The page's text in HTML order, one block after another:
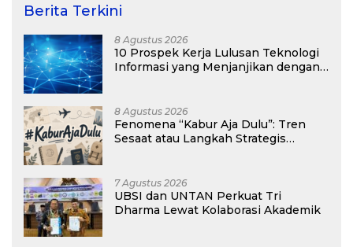
Berita Terkini
8 Agustus 2026
10 Prospek Kerja Lulusan Teknologi
Informasi yang Menjanjikan dengan
8 Agustus 2026
Fenomena “Kabur Aja Dulu”: Tren
Sesaat atau Langkah Strategis
7 Agustus 2026
UBSI dan UNTAN Perkuat Tri
Dharma Lewat Kolaborasi Akademik